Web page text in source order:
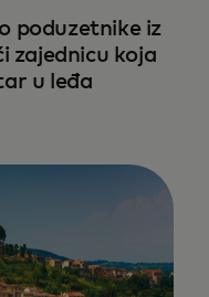
poduzetnike iz
zajednicu koja
u leđa